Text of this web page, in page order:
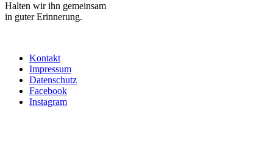
Halten wir ihn gemeinsam
in guter Erinnerung.
Kontakt
Impressum
Datenschutz
Facebook
Instagram